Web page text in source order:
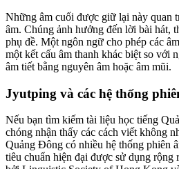
Những âm cuối được giữ lại này quan
âm. Chúng ảnh hưởng đến lời bài hát,
phụ đề. Một ngôn ngữ cho phép các
một kết cấu âm thanh khác biệt so với
âm tiết bằng nguyên âm hoặc âm mũi.
Jyutping và các hệ thống
Nếu bạn tìm kiếm tài liệu học tiếng
chóng nhận thấy các cách viết không
Quảng Đông có nhiều hệ thống phiên
tiêu chuẩn hiện đại được sử dụng rộng